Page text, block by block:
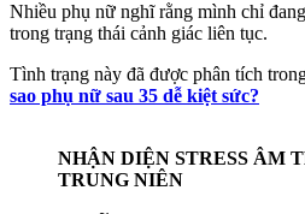
Nhiều phụ nữ nghĩ rằng mình chỉ
trong trạng thái cảnh giác liên tục.
Tình trạng này đã được phân tích
sao phụ nữ sau 35 dễ kiệt sức?
NHẬN DIỆN STRESS ÂM
TRUNG NIÊN